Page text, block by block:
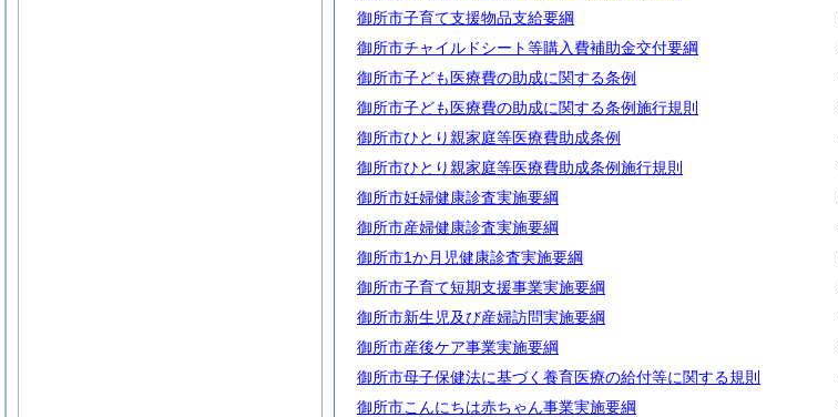
御所市子育て支援物品支給要綱
御所市チャイルドシート等購入費補助金交付要綱
御所市子ども医療費の助成に関する条例
御所市子ども医療費の助成に関する条例施行規則
御所市ひとり親家庭等医療費助成条例
御所市ひとり親家庭等医療費助成条例施行規則
御所市妊婦健康診査実施要綱
御所市産婦健康診査実施要綱
御所市1か月児健康診査実施要綱
御所市子育て短期支援事業実施要綱
御所市新生児及び産婦訪問実施要綱
御所市産後ケア事業実施要綱
御所市母子保健法に基づく養育医療の給付等に関する規則
御所市こんにちは赤ちゃん事業実施要綱